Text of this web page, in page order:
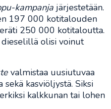
kampanja järjestetään.
197 000 kotitalouden
250 000 kotitaloutta.
dieselillä olisi voinut
valmistaa uusiutuvaa
sekä kasviöljystä. Siksi
kalkkunan tai lohen